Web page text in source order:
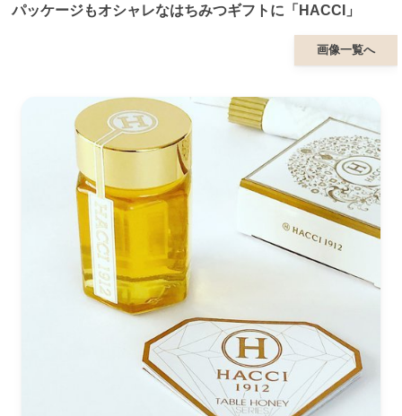
パッケージもオシャレなはちみつギフトに「HACCI」
画像一覧へ